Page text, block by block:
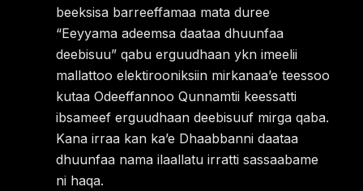
beeksisa barreeffamaa mata duree
“Eeyyama adeemsa daataa dhuunfaa
deebisuu” qabu erguudhaan ykn imeelii
mallattoo elektirooniksiin mirkanaaʼe teessoo
kutaa Odeeffannoo Qunnamtii keessatti
ibsameef erguudhaan deebisuuf mirga qaba.
Kana irraa kan kaʼe Dhaabbanni daataa
dhuunfaa nama ilaallatu irratti sassaabame
ni haqa.